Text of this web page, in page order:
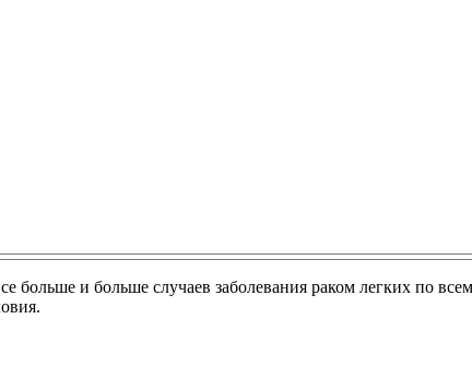
больше и больше случаев заболевания раком легких по